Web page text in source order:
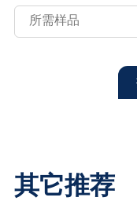
其它推荐